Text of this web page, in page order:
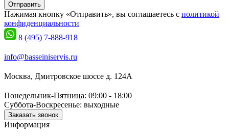
Отправить
Нажимая кнопку «Отправить», вы соглашаетесь с политикой
конфиденциальности
8 (495) 7-888-918
info@basseiniservis.ru
Москва, Дмитровское шоссе д. 124А
Понедельник-Пятница: 09:00 - 18:00
Суббота-Воскресенье: выходные
Заказать звонок
Информация